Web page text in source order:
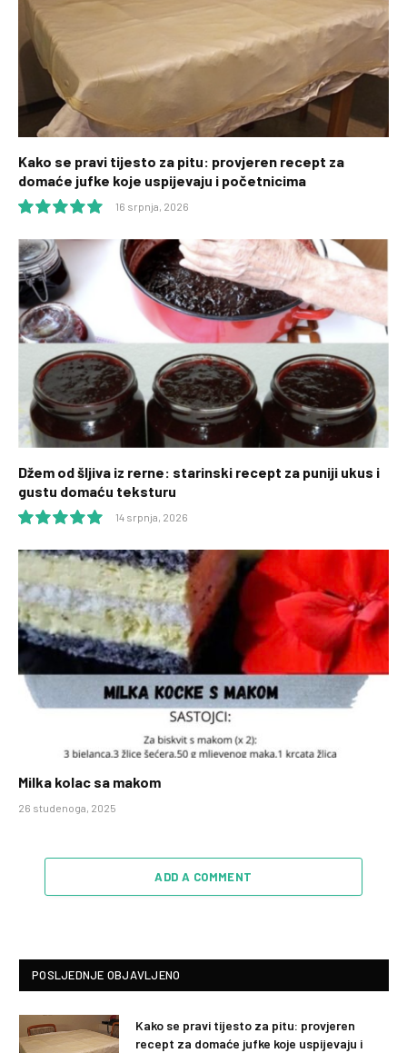
Kako se pravi tijesto za pitu: provjeren recept za
domaće jufke koje uspijevaju i početnicima
10.0
16 srpnja, 2026
Džem od šljiva iz rerne: starinski recept za puniji ukus i
gustu domaću teksturu
10.0
14 srpnja, 2026
Milka kolac sa makom
26 studenoga, 2025
ADD A COMMENT
POSLJEDNJE OBJAVLJENO
Kako se pravi tijesto za pitu: provjeren
recept za domaće jufke koje uspijevaju i